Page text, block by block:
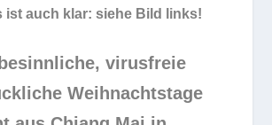
ist auch klar: siehe Bild links!
virusfreie
Weihnachtstage